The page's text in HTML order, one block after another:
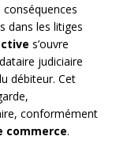
dans les litiges
s’ouvre
judiciaire
débiteur. Cet
conformément
commerce.